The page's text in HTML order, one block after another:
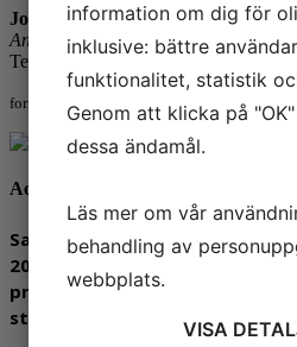
Johan Ageryd
Ansvarig: Metallografi
Telefon: 031-65 64 94
fornamn.efternamn@safecontrol.se
Ackreditering
Safe Control Materialteknik AB
2001 och innehar flexibel
provning sker mot europeiska
standarder.
information om dig för
inklusive: bättre
funktionalitet, statistik
Genom att klicka på
dessa ändamål.
Läs mer om vår
behandling av
webbplats.
VISA